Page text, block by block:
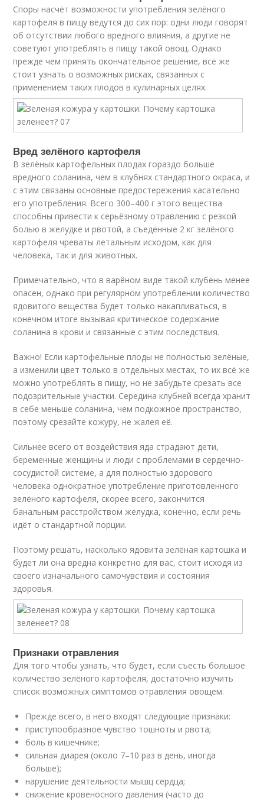
Споры насчёт возможности употребления зелёного
картофеля в пищу ведутся до сих пор: одни люди говорят
об отсутствии любого вредного влияния, а другие не
советуют употреблять в пищу такой овощ. Однако
прежде чем принять окончательное решение, всё же
стоит узнать о возможных рисках, связанных с
применением таких плодов в кулинарных целях.
Вред зелёного картофеля
В зелёных картофельных плодах гораздо больше
вредного соланина, чем в клубнях стандартного окраса, и
с этим связаны основные предостережения касательно
его употребления. Всего 300–400 г этого вещества
способны привести к серьёзному отравлению с резкой
болью в желудке и рвотой, а съеденные 2 кг зелёного
картофеля чреваты летальным исходом, как для
человека, так и для животных.
Примечательно, что в варёном виде такой клубень менее
опасен, однако при регулярном употреблении количество
ядовитого вещества будет только накапливаться, в
конечном итоге вызывая критическое содержание
соланина в крови и связанные с этим последствия.
Важно! Если картофельные плоды не полностью зелёные,
а изменили цвет только в отдельных местах, то их всё же
можно употреблять в пищу, но не забудьте срезать все
подозрительные участки. Середина клубней всегда хранит
в себе меньше соланина, чем подкожное пространство,
поэтому срезайте кожуру, не жалея её.
Сильнее всего от воздействия яда страдают дети,
беременные женщины и люди с проблемами в сердечно-
сосудистой системе, а для полностью здорового
человека однократное употребление приготовленного
зелёного картофеля, скорее всего, закончится
банальным расстройством желудка, конечно, если речь
идёт о стандартной порции.
Поэтому решать, насколько ядовита зелёная картошка и
будет ли она вредна конкретно для вас, стоит исходя из
своего изначального самочувствия и состояния
здоровья.
Признаки отравления
Для того чтобы узнать, что будет, если съесть большое
количество зелёного картофеля, достаточно изучить
список возможных симптомов отравления овощем.
Прежде всего, в него входят следующие признаки:
приступообразное чувство тошноты и рвота;
боль в кишечнике;
сильная диарея (около 7–10 раз в день, иногда
больше);
нарушение деятельности мышц сердца;
снижение кровеносного давления (часто до